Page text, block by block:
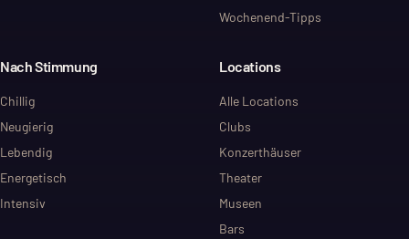
Wochenend-Tipps
Nach Stimmung
Chillig
Neugierig
Lebendig
Energetisch
Intensiv
Locations
Alle Locations
Clubs
Konzerthäuser
Theater
Museen
Bars